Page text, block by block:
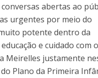
abertas ao
urgentes por meio do
potente dentro da
e cuidado com
Meirelles justamente
Plano da Primeira